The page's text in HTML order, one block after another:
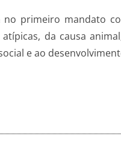
no primeiro mandato
atípicas, da causa
e ao